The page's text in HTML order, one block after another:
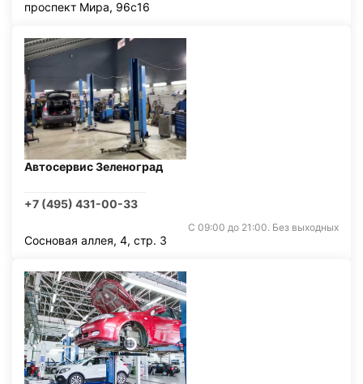
проспект Мира, 96с16
Автосервис Зеленоград
+7 (495) 431-00-33
С 09:00 до 21:00. Без выходных
Сосновая аллея, 4, стр. 3